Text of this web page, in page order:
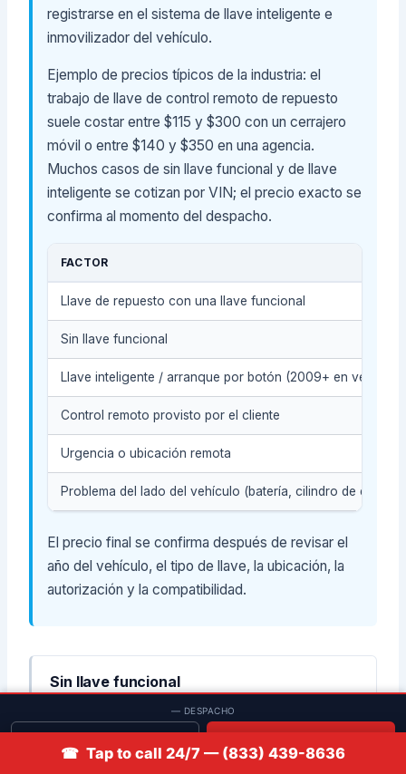
registrarse en el sistema de llave inteligente e
inmovilizador del vehículo.
Ejemplo de precios típicos de la industria: el
trabajo de llave de control remoto de repuesto
suele costar entre $115 y $300 con un cerrajero
móvil o entre $140 y $350 en una agencia.
Muchos casos de sin llave funcional y de llave
inteligente se cotizan por VIN; el precio exacto se
confirma al momento del despacho.
FACTOR
Llave de repuesto con una llave funcional
Sin llave funcional
Llave inteligente / arranque por botón (2009+ en
Control remoto provisto por el cliente
Urgencia o ubicación remota
Problema del lado del vehículo (batería, cilindro de
El precio final se confirma después de revisar el
año del vehículo, el tipo de llave, la ubicación, la
autorización y la compatibilidad.
Sin llave funcional
Muchos Sonatas pueden atenderse en el lugar una
vez que se confirma la identificación y la
propiedad; los años con llave inteligente requieren
registro de proximidad al SMK/inmovilizador.
— DESPACHO
Solicitar cotización
☎ Tap to call 24/7 — (833) 439-8636